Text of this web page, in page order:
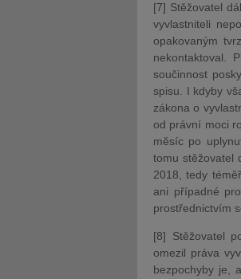
[7] Stěžovatel
vyvlastniteli
opakovaným
nekontaktoval.
součinnost
spisu. I kdyby
zákona o
od právní moci
měsíc po
tomu stěžovatel
2018, tedy
ani případné
prostřednictvím
[8] Stěžovatel
omezil práva
bezpochyby je,